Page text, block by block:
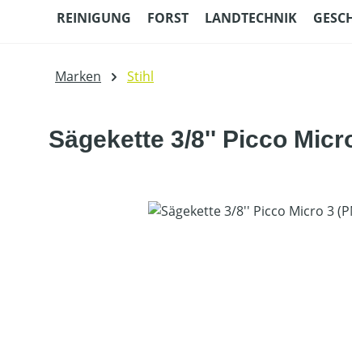
REINIGUNG FORST LANDTECHNIK
Marken Stihl
Sägekette 3/8'' Picco
Bildergalerie überspringen